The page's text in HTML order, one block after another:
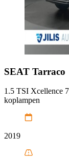
SEAT Tarraco
1.5 TSI Xcellence
koplampen
2019